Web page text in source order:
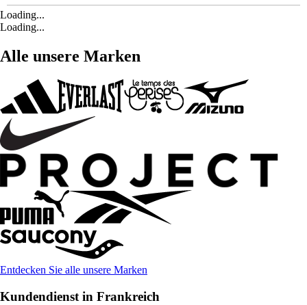
Loading...
Loading...
Alle unsere Marken
Entdecken Sie alle unsere Marken
Kundendienst in Frankreich